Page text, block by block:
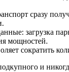
сразу
загрузка
мощностей.
сократить
и